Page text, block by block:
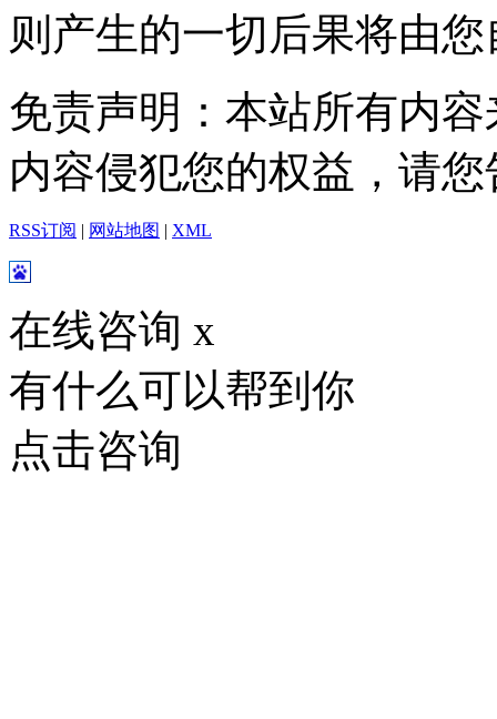
则产生的一切后果将由
免责声明：本站所有内
内容侵犯您的权益，请
RSS订阅 | 网站地图 | XML
在线咨询 x
有什么可以帮到你
点击咨询